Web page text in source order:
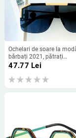
Ochelari de soare la
bărbați 2021, pătrați
supradimensionați,
soare cu design de
pentru șofat, în aer liber,
47.77 Lei